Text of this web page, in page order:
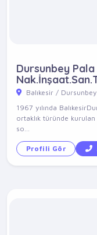
Dursunbey
Balıkesir / Dursunbey
1967 yılında
ortaklık türünde kurulan
so...
Profili Gör